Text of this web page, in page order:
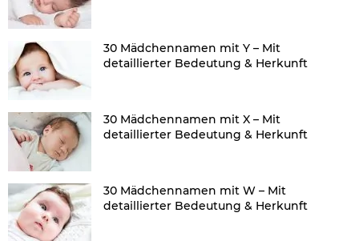
30 Mädchennamen mit Y – Mit
detaillierter Bedeutung & Herkunft
30 Mädchennamen mit X – Mit
detaillierter Bedeutung & Herkunft
30 Mädchennamen mit W – Mit
detaillierter Bedeutung & Herkunft